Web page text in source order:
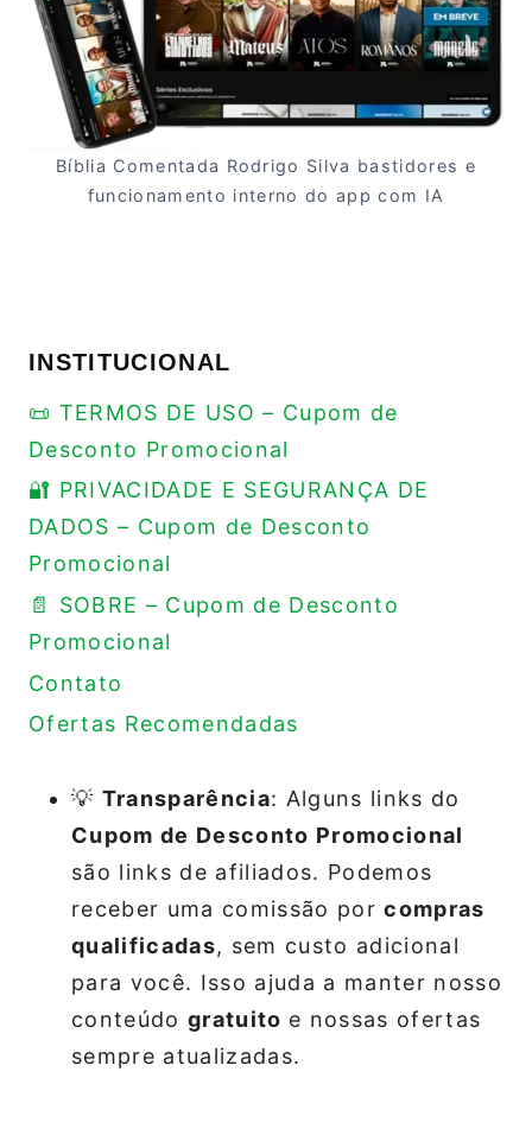
Bíblia Comentada Rodrigo Silva bastidores e
funcionamento interno do app com IA
INSTITUCIONAL
📜 TERMOS DE USO – Cupom de
Desconto Promocional
🔐 PRIVACIDADE E SEGURANÇA DE
DADOS – Cupom de Desconto
Promocional
📄 SOBRE – Cupom de Desconto
Promocional
Contato
Ofertas Recomendadas
💡 Transparência: Alguns links do
Cupom de Desconto Promocional
são links de afiliados. Podemos
receber uma comissão porcompras
qualificadas, sem custo adicional
para você. Isso ajuda a manter nosso
conteúdo gratuito e nossas ofertas
sempre atualizadas.